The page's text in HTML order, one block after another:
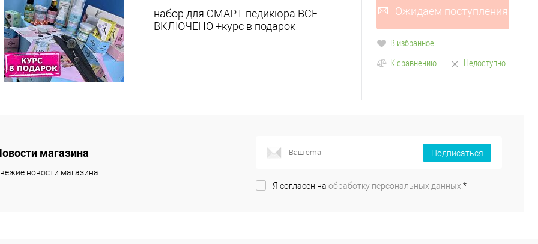
набор для СМАРТ педикюра ВСЕ
ВКЛЮЧЕНО +курс в подарок
Ожидаем поступления
В избранное
К сравнению
Недоступно
магазина
новости магазина
Подписаться
Я согласен на обработку персональных данных. *